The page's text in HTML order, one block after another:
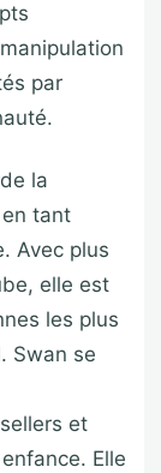
par
la
en tant
Avec plus
elle est
les plus
Swan se
et
Elle